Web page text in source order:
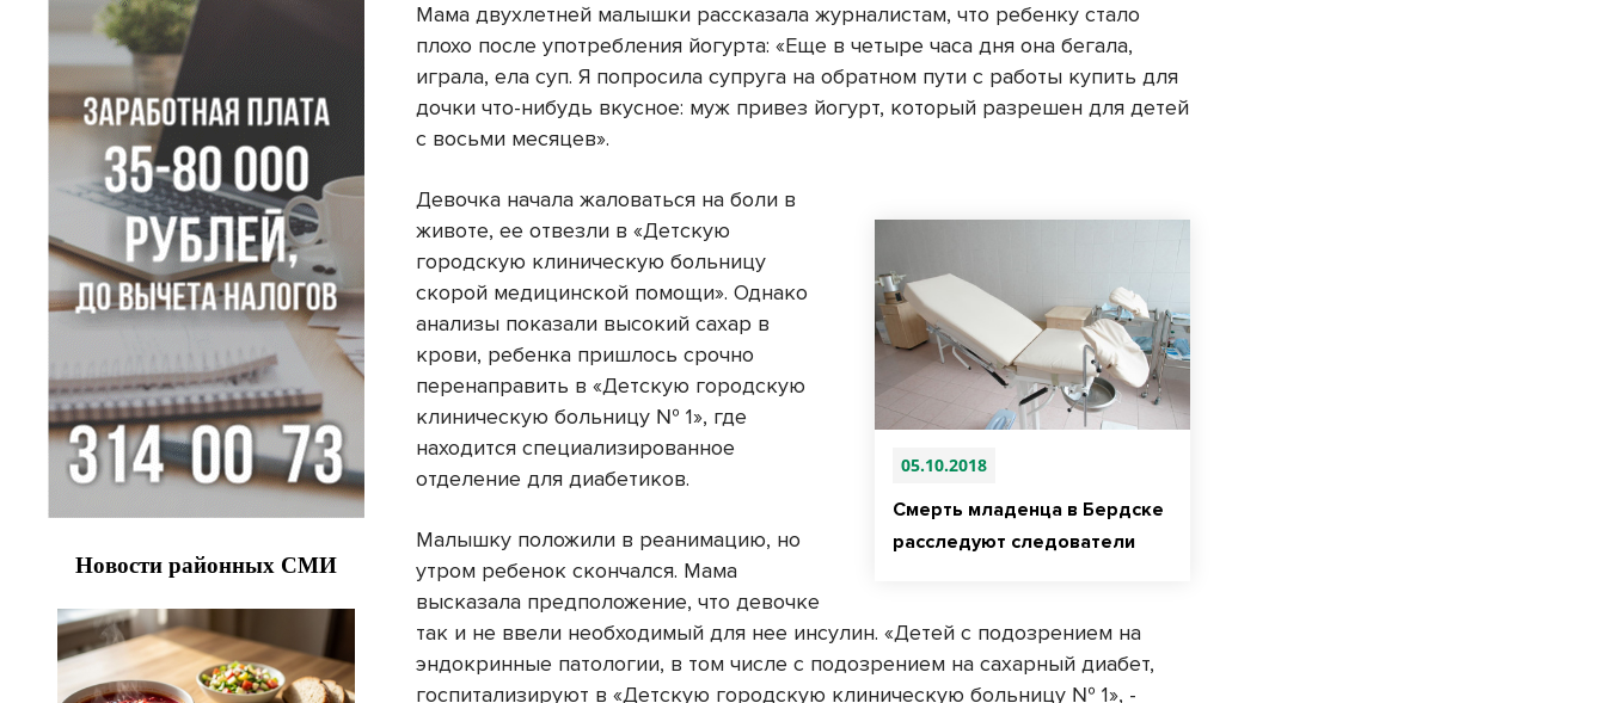
Мама двухлетней малышки рассказала журналистам, что ребенку стало
плохо после употребления йогурта: «Еще в четыре часа дня она бегала,
играла, ела суп. Я попросила супруга на обратном пути с работы купить для
дочки что-нибудь вкусное: муж привез йогурт, который разрешен для детей
с восьми месяцев».
05.10.2018
Смерть младенца в Бердске
расследуют следователи
Девочка начала жаловаться на боли в
животе, ее отвезли в «Детскую
городскую клиническую больницу
скорой медицинской помощи». Однако
анализы показали высокий сахар в
крови, ребенка пришлось срочно
перенаправить в «Детскую городскую
клиническую больницу № 1», где
находится специализированное
отделение для диабетиков.
Малышку положили в реанимацию, но
утром ребенок скончался. Мама
высказала предположение, что девочке
так и не ввели необходимый для нее инсулин. «Детей с подозрением на
эндокринные патологии, в том числе с подозрением на сахарный диабет,
госпитализируют в «Детскую городскую клиническую больницу № 1», -